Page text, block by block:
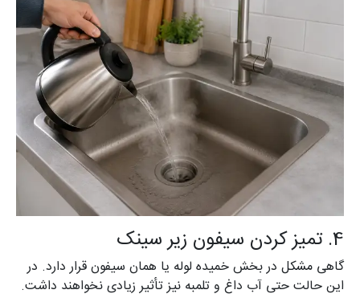
4. تمیز کردن سیفون زیر سینک
گاهی مشکل در بخش خمیده لوله یا همان سیفون قرار دارد. در
این حالت حتی آب داغ و تلمبه نیز تأثیر زیادی نخواهند داشت.